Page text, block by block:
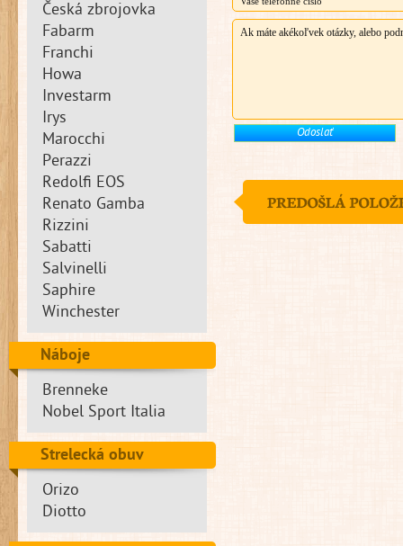
Česká zbrojovka
Fabarm
Franchi
Howa
Investarm
Irys
Marocchi
Perazzi
Redolfi EOS
Renato Gamba
Rizzini
Sabatti
Salvinelli
Saphire
Winchester
Náboje
Brenneke
Nobel Sport Italia
Strelecká obuv
Orizo
Diotto